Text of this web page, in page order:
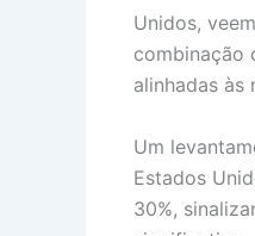
Unidos,
combinação
alinhadas às
Um
Estados
30%,